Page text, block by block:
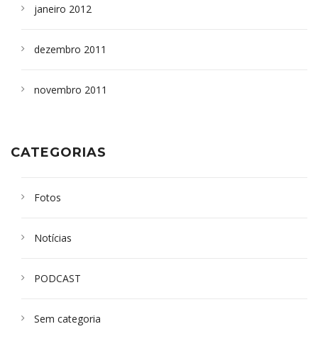
janeiro 2012
dezembro 2011
novembro 2011
CATEGORIAS
Fotos
Notícias
PODCAST
Sem categoria